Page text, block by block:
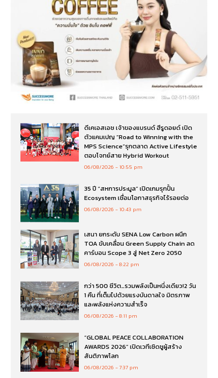
ดีเคเอสเอช เจ้าของแบรนด์ ฮีรูดอยด์ เปิด
ตัวแคมเปญ “Road to Winning with the
MPS Science”รุกตลาด Active Lifestyle
ตอบโจทย์สาย Hybrid Workout
06/08/2026 10:55 pm
35 ปี “สหการประมูล” เปิดเกมรุกปั้น
Ecosystem เชื่อมโอกาสธุรกิจไร้รอยต่อ
06/08/2026 10:43 pm
เสนา ยกระดับ SENA Low Carbon ผนึก
TOA ขับเคลื่อน Green Supply Chain ลด
คาร์บอน Scope 3 สู่ Net Zero 2050
06/08/2026 8:22 pm
กว่า 500 ชีวิต…รวมพลังเป็นหนึ่งเดียว!2 วัน
1 คืน ที่เต็มไปด้วยแรงบันดาลใจ มิตรภาพ
และพลังแห่งความสำเร็จ
06/08/2026 8:11 pm
“GLOBAL PEACE COLLABORATION
AWARDS 2026” เปิดเวทีเชิดชูผู้สร้าง
สันติภาพโลก
06/08/2026 7:37 pm